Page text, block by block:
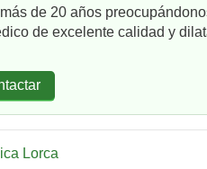
de 20 años
de excelente calidad y
Lorca